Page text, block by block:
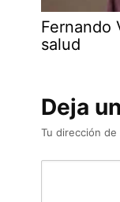
Fernando
salud
Deja
Tu dirección